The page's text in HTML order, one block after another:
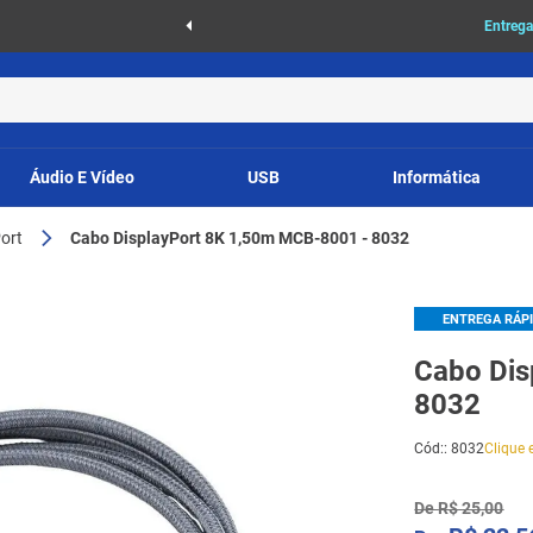
Áudio E Vídeo USB Informática
Cabo DisplayPort 8K 1,50m MCB-8001 - 8032
ENTREGA
Cabo
8032
Cód::8032Clique
DeR$25,00